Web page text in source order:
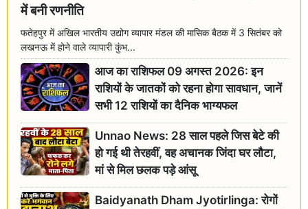
में बनी रणनीति
फतेहपुर में अखिल भारतीय उद्योग व्यापार मंडल की मासिक बैठक में 3 सितंबर को
लखनऊ में होने वाले व्यापारी कुंभ...
आज का राशिफल 09 अगस्त 2026: इन
राशियों के जातकों को रहना होगा सावधान, जानें
सभी 12 राशियों का दैनिक भाग्यफल
Unnao News: 28 साल पहले जिस बेटे की
हो गई थी तेरहवीं, वह अचानक जिंदा घर लौटा,
मां से मिल छलक पड़े आंसू
Baidyanath Dham Jyotirlinga: रोगों